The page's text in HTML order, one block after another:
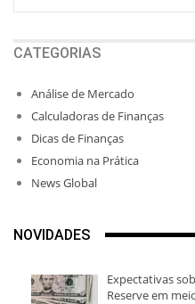
CATEGORIAS
Análise de Mercado
Calculadoras de Finanças
Dicas de Finanças
Economia na Prática
News Global
NOVIDADES
Expectativas
Reserve em